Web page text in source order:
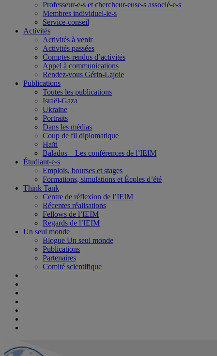
Professeur-e-s et chercheur-euse-s associé-e-s
Membres individuel-le-s
Service-conseil
Activités
Activités à venir
Activités passées
Comptes-rendus d’activités
Appel à communications
Rendez-vous Gérin-Lajoie
Publications
Toutes les publications
Israël-Gaza
Ukraine
Portraits
Dans les médias
Coup de fil diplomatique
Haïti
Balados – Les conférences de l’IEIM
Étudiant-e-s
Emplois, bourses et stages
Formations, simulations et Écoles d’été
Think Tank
Centre de réflexion de l’IEIM
Récentes réalisations
Fellows de l’IEIM
Regards de l’IEIM
Un seul monde
Blogue Un seul monde
Publications
Partenaires
Comité scientifique